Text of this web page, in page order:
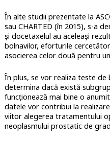
În alte studii prezentate la
sau CHARTED (în 2015), s-a
și docetaxelul au aceleași
bolnavilor, eforturile
asocierea celor două pentru
În plus, se vor realiza teste
determina dacă există
funcționează mai bine o
datele vor contribui la
viitor alegerea tratamentului
neoplasmului prostatic de